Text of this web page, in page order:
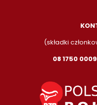
(składki
08 1750